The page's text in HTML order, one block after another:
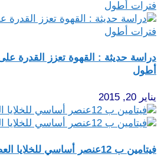
دراسة حديثة : القهوة تعزز القدرة
أطول
يناير 20, 2015
فيتامين ب 12عنصر أساسي للخلايا العصبية